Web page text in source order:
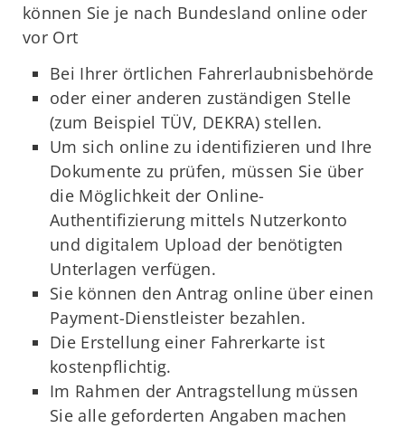
können Sie je nach Bundesland online oder
vor Ort
Bei Ihrer örtlichen Fahrerlaubnisbehörde
oder einer anderen zuständigen Stelle
(zum Beispiel TÜV, DEKRA) stellen.
Um sich online zu identifizieren und Ihre
Dokumente zu prüfen, müssen Sie über
die Möglichkeit der Online-
Authentifizierung mittels Nutzerkonto
und digitalem Upload der benötigten
Unterlagen verfügen.
Sie können den Antrag online über einen
Payment-Dienstleister bezahlen.
Die Erstellung einer Fahrerkarte ist
kostenpflichtig.
Im Rahmen der Antragstellung müssen
Sie alle geforderten Angaben machen